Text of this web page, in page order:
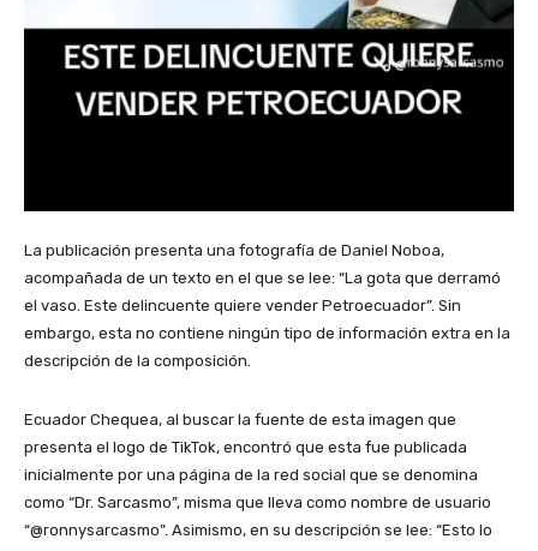
La publicación presenta una fotografía de Daniel Noboa,
acompañada de un texto en el que se lee: “La gota que derramó
el vaso. Este delincuente quiere vender Petroecuador”. Sin
embargo, esta no contiene ningún tipo de información extra en la
descripción de la composición.
Ecuador Chequea, al buscar la fuente de esta imagen que
presenta el logo de TikTok, encontró que esta fue publicada
inicialmente por una página de la red social que se denomina
como “Dr. Sarcasmo”, misma que lleva como nombre de usuario
“@ronnysarcasmo”. Asimismo, en su descripción se lee: “Esto lo